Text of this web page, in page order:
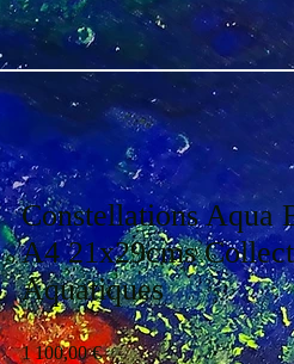
Constellations Aqua
A4 21x29cms
Aquatiques
1 100,00 €Prix